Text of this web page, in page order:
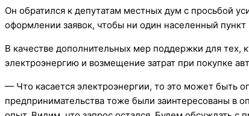
Он обратился к депутатам местных дум с просьбой
оформлении заявок, чтобы ни один населенный пункт
В качестве дополнительных мер поддержки для тех,
электроэнергию и возмещение затрат при покупке
— Что касается электроэнергии, то это может быть
предпринимательства тоже были заинтересованы в